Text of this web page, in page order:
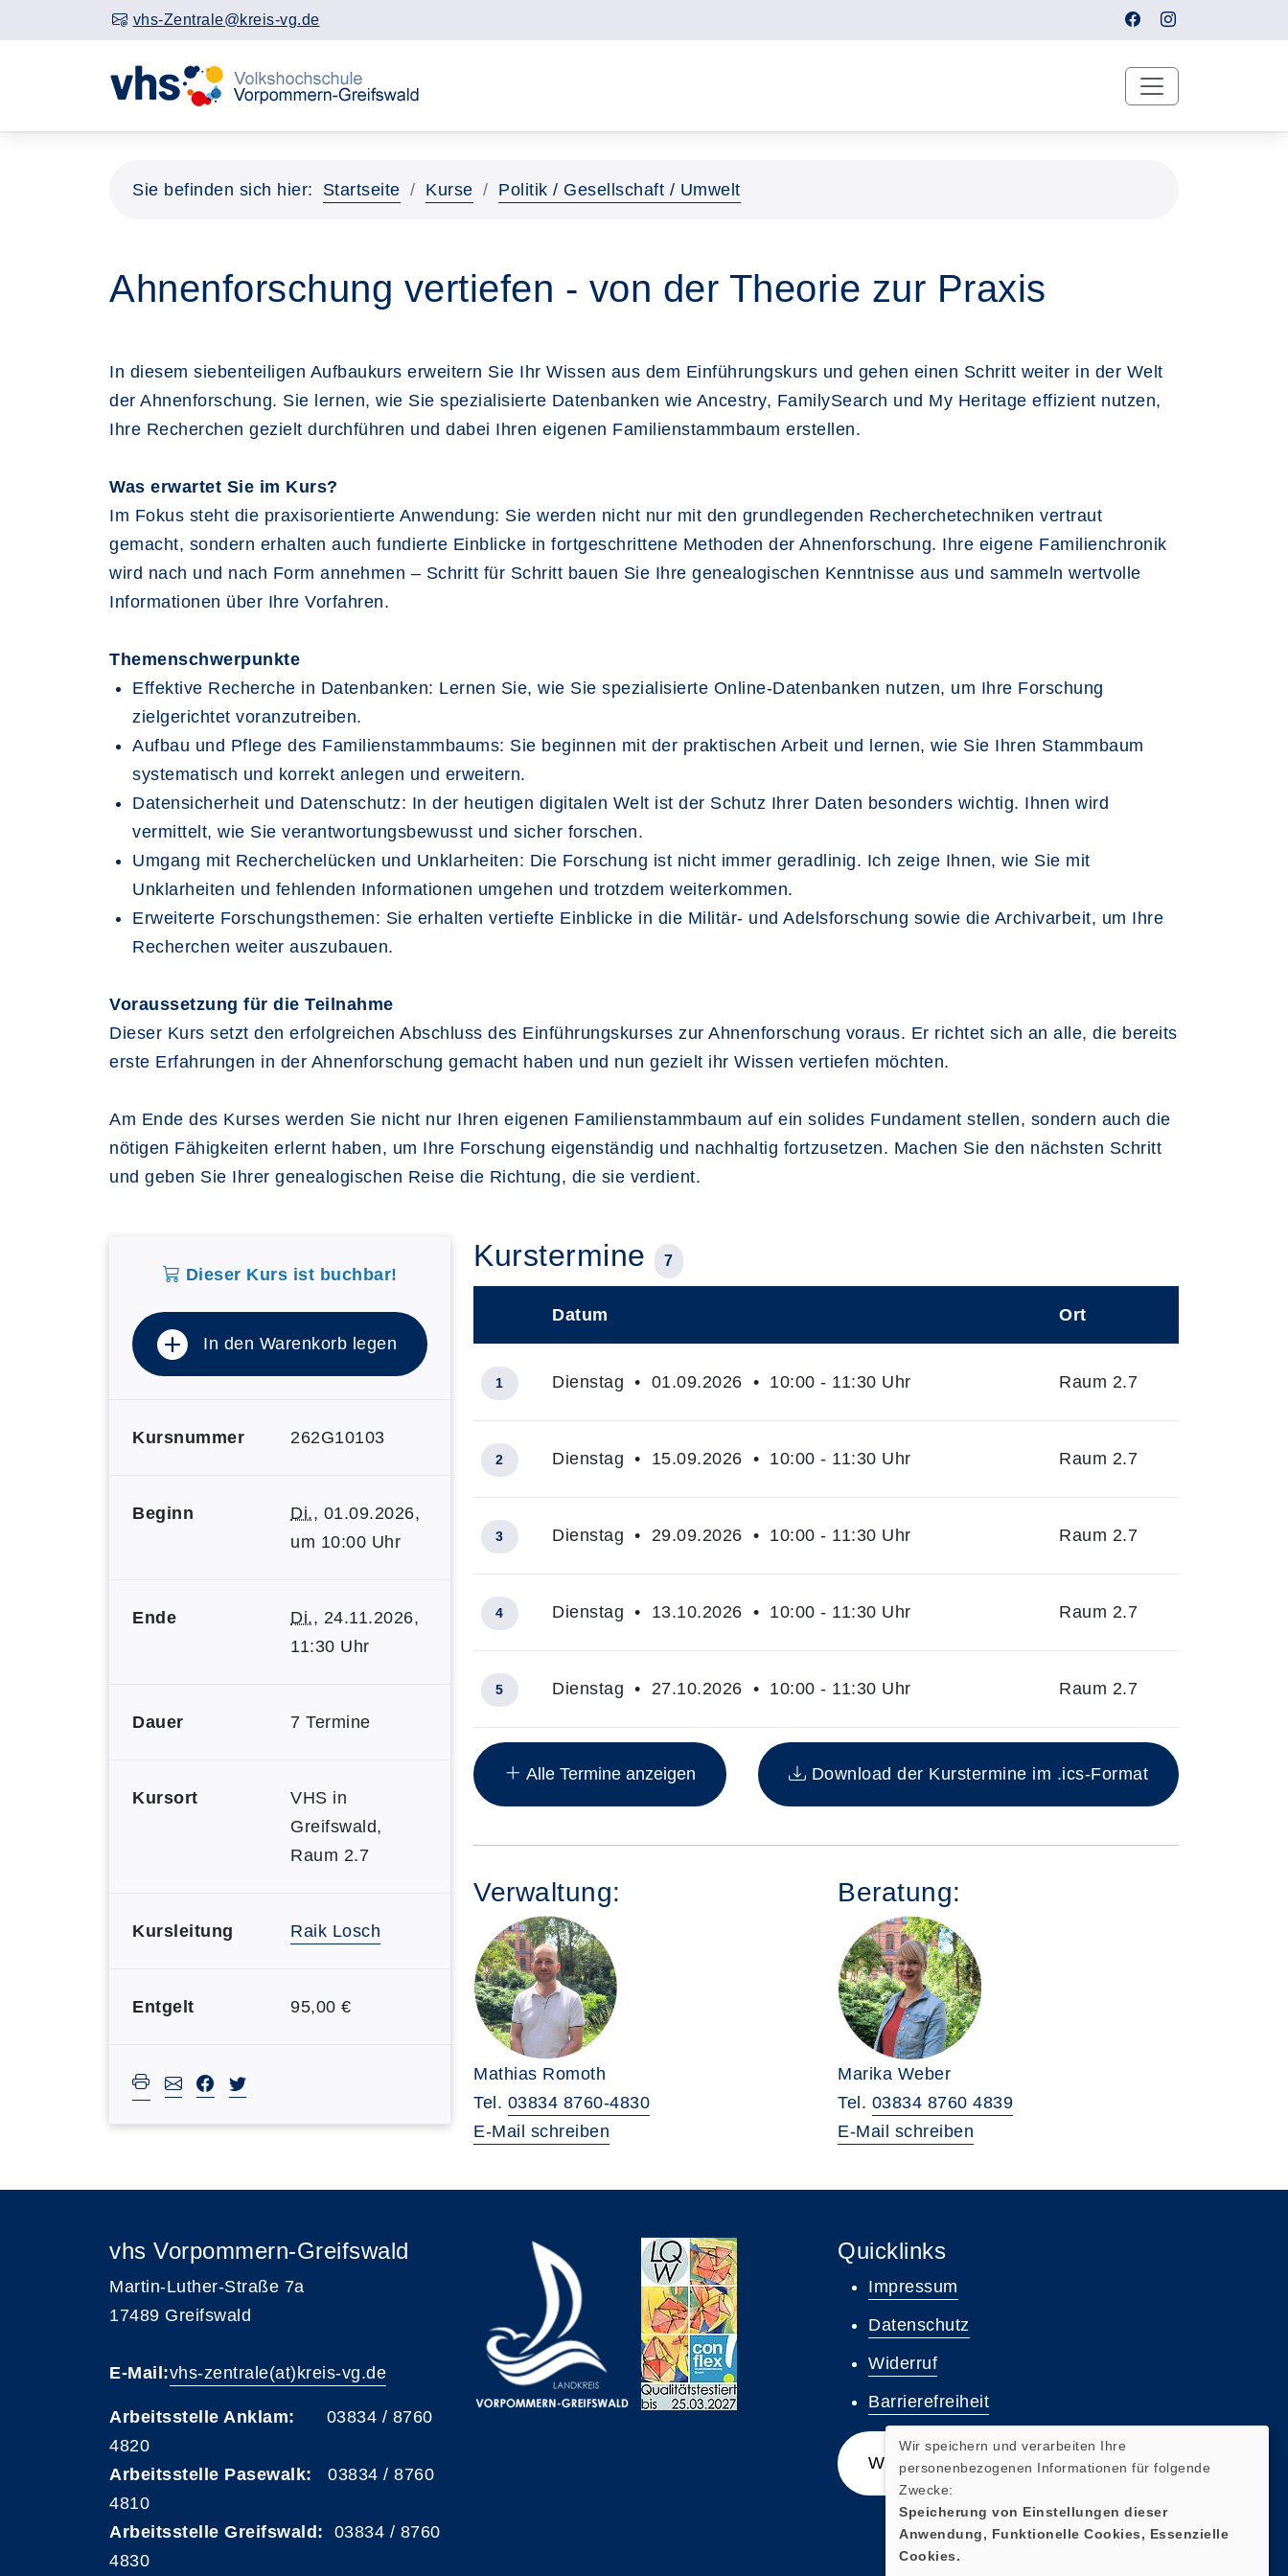
vhs-Zentrale@kreis-vg.de
Sie befinden sich hier: Startseite Kurse Politik / Gesellschaft / Umwelt
Ahnenforschung vertiefen - von der Theorie zur Praxis
In diesem siebenteiligen Aufbaukurs erweitern Sie Ihr Wissen aus dem Einführungskurs und gehen einen Schritt weiter in der Welt
der Ahnenforschung. Sie lernen, wie Sie spezialisierte Datenbanken wie Ancestry, FamilySearch und My Heritage effizient nutzen,
Ihre Recherchen gezielt durchführen und dabei Ihren eigenen Familienstammbaum erstellen.
Was erwartet Sie im Kurs?
Im Fokus steht die praxisorientierte Anwendung: Sie werden nicht nur mit den grundlegenden Recherchetechniken vertraut
gemacht, sondern erhalten auch fundierte Einblicke in fortgeschrittene Methoden der Ahnenforschung. Ihre eigene Familienchronik
wird nach und nach Form annehmen – Schritt für Schritt bauen Sie Ihre genealogischen Kenntnisse aus und sammeln wertvolle
Informationen über Ihre Vorfahren.
Themenschwerpunkte
Effektive Recherche in Datenbanken: Lernen Sie, wie Sie spezialisierte Online-Datenbanken nutzen, um Ihre Forschung
zielgerichtet voranzutreiben.
Aufbau und Pflege des Familienstammbaums: Sie beginnen mit der praktischen Arbeit und lernen, wie Sie Ihren Stammbaum
systematisch und korrekt anlegen und erweitern.
Datensicherheit und Datenschutz: In der heutigen digitalen Welt ist der Schutz Ihrer Daten besonders wichtig. Ihnen wird
vermittelt, wie Sie verantwortungsbewusst und sicher forschen.
Umgang mit Recherchelücken und Unklarheiten: Die Forschung ist nicht immer geradlinig. Ich zeige Ihnen, wie Sie mit
Unklarheiten und fehlenden Informationen umgehen und trotzdem weiterkommen.
Erweiterte Forschungsthemen: Sie erhalten vertiefte Einblicke in die Militär- und Adelsforschung sowie die Archivarbeit, um Ihre
Recherchen weiter auszubauen.
Voraussetzung für die Teilnahme
Dieser Kurs setzt den erfolgreichen Abschluss des Einführungskurses zur Ahnenforschung voraus. Er richtet sich an alle, die bereits
erste Erfahrungen in der Ahnenforschung gemacht haben und nun gezielt ihr Wissen vertiefen möchten.
Am Ende des Kurses werden Sie nicht nur Ihren eigenen Familienstammbaum auf ein solides Fundament stellen, sondern auch die
nötigen Fähigkeiten erlernt haben, um Ihre Forschung eigenständig und nachhaltig fortzusetzen. Machen Sie den nächsten Schritt
und geben Sie Ihrer genealogischen Reise die Richtung, die sie verdient.
Dieser Kurs ist buchbar!
In den Warenkorb legen
Kursnummer 262G10103
Beginn Di., 01.09.2026,
um 10:00 Uhr
Ende Di., 24.11.2026,
11:30 Uhr
Dauer 7 Termine
Kursort
VHS in
Greifswald,
Raum 2.7
Kursleitung Raik Losch
Entgelt 95,00 €
Kurstermine 7
Insgesamt gibt es 7 Termine zum diesen Kurs
Datum Ort
1 Dienstag • 01.09.2026 • 10:00 - 11:30 Uhr Raum 2.7
2 Dienstag • 15.09.2026 • 10:00 - 11:30 Uhr Raum 2.7
3 Dienstag • 29.09.2026 • 10:00 - 11:30 Uhr Raum 2.7
4 Dienstag • 13.10.2026 • 10:00 - 11:30 Uhr Raum 2.7
5 Dienstag • 27.10.2026 • 10:00 - 11:30 Uhr Raum 2.7
Alle Termine anzeigen Download der Kurstermine im .ics-Format
Verwaltung:
Mathias Romoth
Tel. 03834 8760-4830
E-Mail schreiben
Beratung:
Marika Weber
Tel. 03834 8760 4839
E-Mail schreiben
vhs Vorpommern-Greifswald
Martin-Luther-Straße 7a
17489 Greifswald
E-Mail:vhs-zentrale(at)kreis-vg.de
Arbeitsstelle Anklam: 03834 / 8760
4820
Arbeitsstelle Pasewalk: 03834 / 8760
4810
Arbeitsstelle Greifswald: 03834 / 8760
4830
Quicklinks
Impressum
Datenschutz
Widerruf
Barrierefreiheit
Widerrufsformular
Wir speichern und verarbeiten Ihre
personenbezogenen Informationen für folgende
Zwecke:
Speicherung von Einstellungen dieser
Anwendung, Funktionelle Cookies, Essenzielle
Cookies.